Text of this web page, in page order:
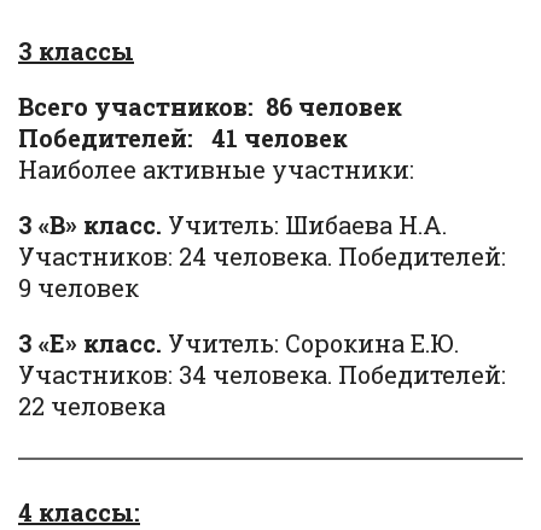
3 классы
Всего участников: 86 человек
Победителей: 41 человек
Наиболее активные участники:
3 «В» класс. Учитель: Шибаева Н.А.
Участников: 24 человека. Победителей:
9 человек
3 «Е» класс. Учитель: Сорокина Е.Ю.
Участников: 34 человека. Победителей:
22 человека
4 классы: